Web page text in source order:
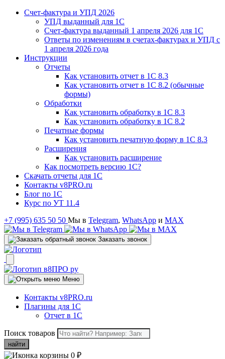
Счет-фактура и УПД 2026
УПД выданный для 1C
Счет-фактура выданный 1 апреля 2026 для 1C
Ответы по изменениям в счетах-фактурах и УПД с
1 апреля 2026 года
Инструкции
Отчеты
Как установить отчет в 1С 8.3
Как установить отчет в 1С 8.2 (обычные
формы)
Обработки
Как установить обработку в 1С 8.3
Как установить обработку в 1С 8.2
Печатные формы
Как установить печатную форму в 1С 8.3
Расширения
Как установить расширение
Как посмотреть версию 1С?
Скачать отчеты для 1С
Контакты v8PRO.ru
Блог по 1С
Курс по УТ 11.4
+7 (995) 635 50 50 Мы в Telegram, WhatsApp и MAX
Заказать звонок
Меню
Контакты v8PRO.ru
Плагины для 1С
Отчет в 1С
Поиск товаров
найти
0 ₽